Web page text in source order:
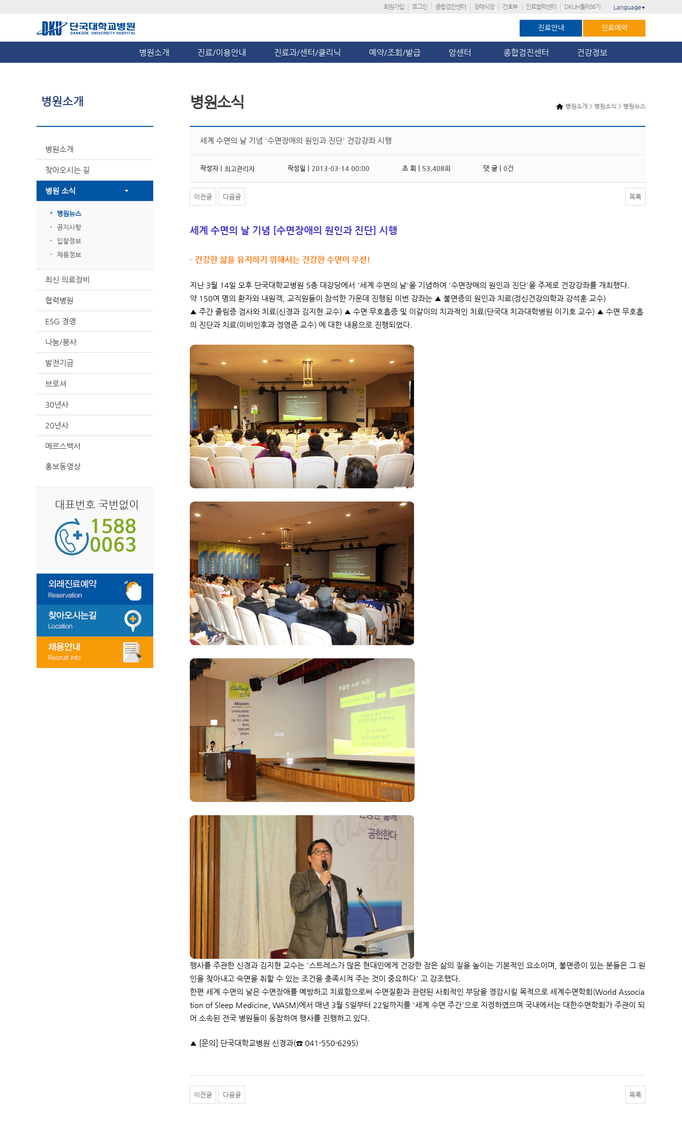
회원가입 로그인 종합검진센터 장례식장 간호부 진료협력센터 DKUH둘러보기 Language ▼
진료안내 진료예약
병원소개 진료/이용안내 진료과/센터/클리닉 예약/조회/발급 암센터 종합검진센터 건강정보
병원소개
병원소개
찾아오시는 길
병원 소식
병원뉴스
공지사항
입찰정보
채용정보
최신 의료장비
협력병원
ESG 경영
나눔/봉사
발전기금
브로셔
30년사
20년사
메르스백서
홍보동영상
대표번호 국번없이
병원소개 > 병원소식 > 병원뉴스
병원소식
세계 수면의 날 기념 '수면장애의 원인과 진단' 건강강좌 시행
작성자 | 최고관리자 작성일 | 2013-03-14 00:00 조 회 | 53,408회 댓 글 | 0건
이전글 다음글 목록
세계 수면의 날 기념 [수면장애의 원인과 진단] 시행
- 건강한 삶을 유지하기 위해서는 건강한 수면이 우선!
지난 3월 14일 오후 단국대학교병원 5층 대강당에서 '세계 수면의 날'을 기념하여 '수면장애의 원인과 진단'을 주제로 건강강좌를 개최했다.
약 150여 명의 환자와 내원객, 교직원들이 참석한 가운데 진행된 이번 강좌는 ▲ 불면증의 원인과 치료(정신건강의학과 강석훈 교수)
▲ 주간 졸림증 검사와 치료(신경과 김지현 교수) ▲ 수면 무호흡증 및 이갈이의 치과적인 치료(단국대 치과대학병원 이기호 교수) ▲ 수면 무호흡
의 진단과 치료(이비인후과 정영준 교수) 에 대한 내용으로 진행되었다.
행사를 주관한 신경과 김지현 교수는 '스트레스가 많은 현대인에게 건강한 잠은 삶의 질을 높이는 기본적인 요소이며, 불면증이 있는 분들은 그 원
인을 찾아내고 숙면을 취할 수 있는 조건을 충족시켜 주는 것이 중요하다' 고 강조했다.
한편 세계 수면의 날은 수면장애를 예방하고 치료함으로써 수면질환과 관련된 사회적인 부담을 경감시킬 목적으로 세계수면학회(World Associa
tion of Sleep Medicine, WASM)에서 매년 3월 5일부터 22일까지를 '세계 수면 주간'으로 지정하였으며 국내에서는 대한수면학회가 주관이 되
어 소속된 전국 병원들이 동참하여 행사를 진행하고 있다.
▲ [문의] 단국대학교병원 신경과(☎ 041-550-6295)
이전글 다음글 목록